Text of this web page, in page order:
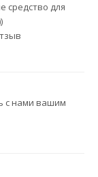
средство для
с нами вашим